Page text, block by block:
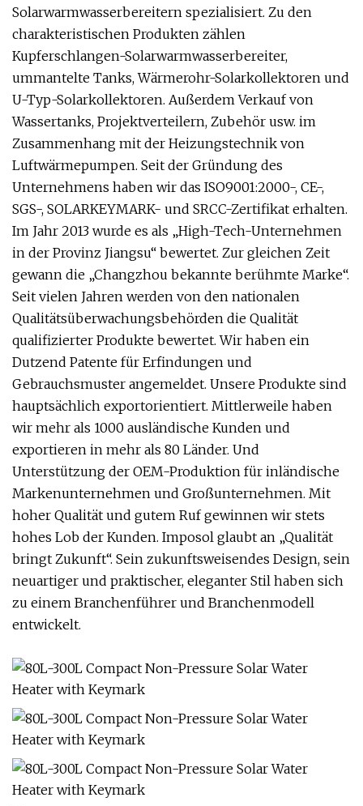
Solarwarmwasserbereitern spezialisiert. Zu den
charakteristischen Produkten zählen
Kupferschlangen-Solarwarmwasserbereiter,
ummantelte Tanks, Wärmerohr-Solarkollektoren und
U-Typ-Solarkollektoren. Außerdem Verkauf von
Wassertanks, Projektverteilern, Zubehör usw. im
Zusammenhang mit der Heizungstechnik von
Luftwärmepumpen. Seit der Gründung des
Unternehmens haben wir das ISO9001:2000-, CE-,
SGS-, SOLARKEYMARK- und SRCC-Zertifikat erhalten.
Im Jahr 2013 wurde es als „High-Tech-Unternehmen
in der Provinz Jiangsu“ bewertet. Zur gleichen Zeit
gewann die „Changzhou bekannte berühmte Marke“.
Seit vielen Jahren werden von den nationalen
Qualitätsüberwachungsbehörden die Qualität
qualifizierter Produkte bewertet. Wir haben ein
Dutzend Patente für Erfindungen und
Gebrauchsmuster angemeldet. Unsere Produkte sind
hauptsächlich exportorientiert. Mittlerweile haben
wir mehr als 1000 ausländische Kunden und
exportieren in mehr als 80 Länder. Und
Unterstützung der OEM-Produktion für inländische
Markenunternehmen und Großunternehmen. Mit
hoher Qualität und gutem Ruf gewinnen wir stets
hohes Lob der Kunden. Imposol glaubt an „Qualität
bringt Zukunft“. Sein zukunftsweisendes Design, sein
neuartiger und praktischer, eleganter Stil haben sich
zu einem Branchenführer und Branchenmodell
entwickelt.